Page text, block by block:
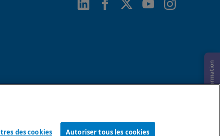
Demande d’information
des cookies Autoriser tous les cookies